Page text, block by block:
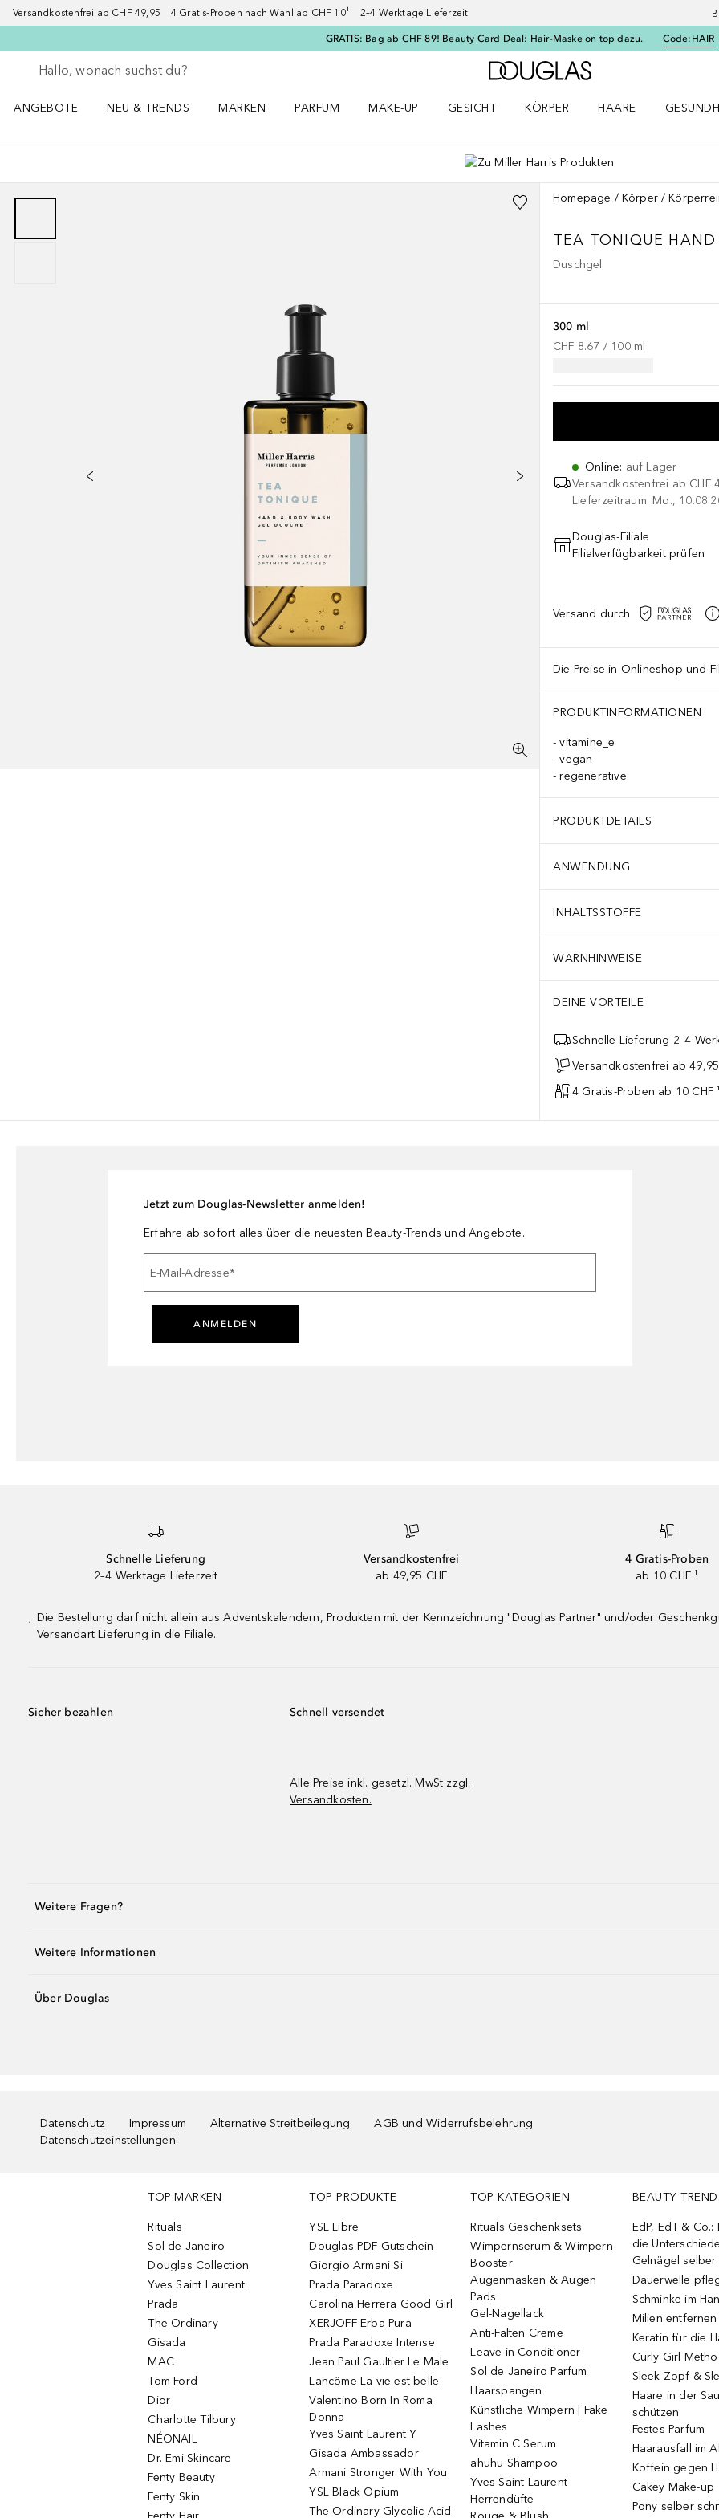
Versandkostenfrei ab CHF 49,95 4 Gratis-Proben nach Wahl ab CHF 10¹ 2–4 Werktage Lieferzeit
GRATIS: Bag ab CHF 89! Beauty Card Deal: Hair-Maske on top dazu. Code: HAIR
Gehe zurück
Suche ausführen
Zur Douglas Startseite
ANGEBOTE
NEU & TRENDS
MARKEN
PARFUM
MAKE-UP
GESICHT
KÖRPER
HAARE
Homepage Körper
TEA TONIQUE
Duschgel
300 ml
CHF 8.67 / 100 ml
Online: auf Lager
Versandkostenfrei ab CHF
Lieferzeitraum: Mo.,
Douglas-Filiale
Filialverfügbarkeit prüfen
Versand durch
Die Preise in Onlineshop und
PRODUKTINFORMATIONEN
vitamine_e
vegan
regenerative
PRODUKTDETAILS
ANWENDUNG
INHALTSSTOFFE
WARNHINWEISE
DEINE VORTEILE
Schnelle Lieferung 2–4
Versandkostenfrei ab 49,95
4 Gratis-Proben ab 10 CHF
Jetzt zum Douglas-Newsletter anmelden!
Erfahre ab sofort alles über die neuesten Beauty-Trends und Angebote.
E-Mail-Adresse*
ANMELDEN
Schnelle Lieferung
2–4 Werktage Lieferzeit
Versandkostenfrei
ab 49,95 CHF
4 Gratis-Proben
ab 10 CHF ¹
¹
Die Bestellung darf nicht allein aus Adventskalendern, Produkten mit der Kennzeichnung "Douglas Partner" und/oder
Versandart Lieferung in die Filiale.
Sicher bezahlen Schnell versendet
Alle Preise inkl. gesetzl. MwSt zzgl.
Versandkosten.
Weitere Fragen?
Weitere Informationen
Über Douglas
Datenschutz Impressum Alternative Streitbeilegung
AGB und Widerrufsbelehrung
Datenschutzeinstellungen
TOP-MARKEN
Rituals
Sol de Janeiro
Douglas Collection
Yves Saint Laurent
Prada
The Ordinary
Gisada
MAC
Tom Ford
Dior
Charlotte Tilbury
NÉONAIL
Dr. Emi Skincare
Fenty Beauty
Fenty Skin
TOP PRODUKTE
YSL Libre
Douglas PDF Gutschein
Giorgio Armani Si
Prada Paradoxe
Carolina Herrera Good Girl
XERJOFF Erba Pura
Prada Paradoxe Intense
Jean Paul Gaultier Le Male
Lancôme La vie est belle
Valentino Born In Roma
Donna
Yves Saint Laurent Y
Gisada Ambassador
Armani Stronger With You
YSL Black Opium
The Ordinary Glycolic Acid
TOP KATEGORIEN
Rituals Geschenksets
Wimpernserum & Wimpern-
Booster
Augenmasken & Augen
Pads
Gel-Nagellack
Anti-Falten Creme
Leave-in Conditioner
Sol de Janeiro Parfum
Haarspangen
Künstliche Wimpern | Fake
Lashes
Vitamin C Serum
ahuhu Shampoo
Yves Saint Laurent
Herrendüfte
BEAUTY
EdP, EdT &
die
Gelnägel selber
Dauerwelle
Schminke im
Milien entfernen
Keratin für die
Curly Girl
Sleek Zopf &
Haare in der
schützen
Festes Parfum
Haarausfall im
Koffein gegen
Cakey Make-up
Pony selber